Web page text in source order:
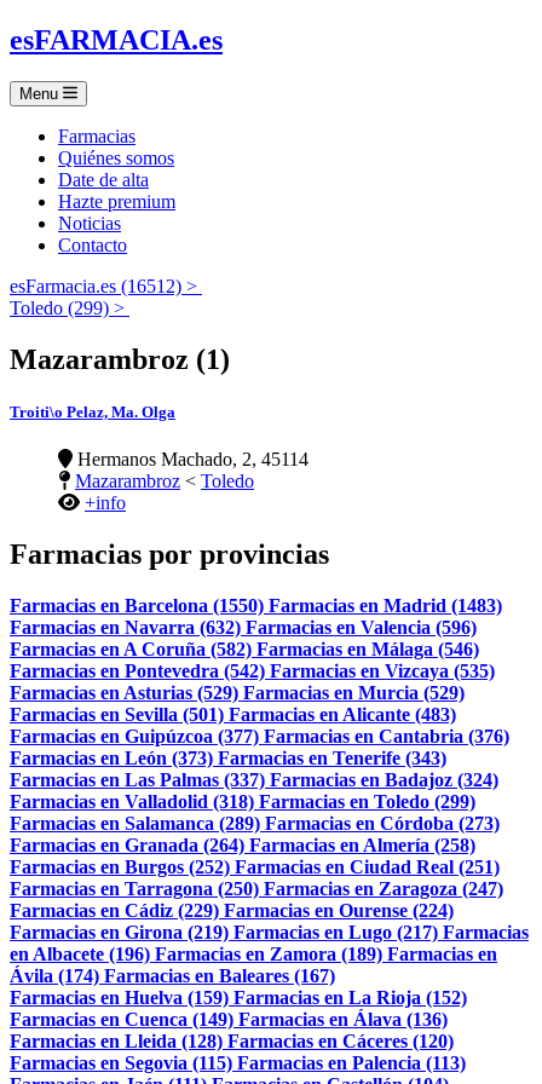
esFARMACIA.es
Menu
Farmacias
Quiénes somos
Date de alta
Hazte premium
Noticias
Contacto
esFarmacia.es (16512) >
Toledo (299) >
Mazarambroz (1)
Troiti\o Pelaz, Ma. Olga
Hermanos Machado, 2, 45114
Mazarambroz < Toledo
+info
Farmacias por provincias
Farmacias en Barcelona (1550) Farmacias en Madrid (1483)
Farmacias en Navarra (632) Farmacias en Valencia (596)
Farmacias en A Coruña (582) Farmacias en Málaga (546)
Farmacias en Pontevedra (542) Farmacias en Vizcaya (535)
Farmacias en Asturias (529) Farmacias en Murcia (529)
Farmacias en Sevilla (501) Farmacias en Alicante (483)
Farmacias en Guipúzcoa (377) Farmacias en Cantabria (376)
Farmacias en León (373) Farmacias en Tenerife (343)
Farmacias en Las Palmas (337) Farmacias en Badajoz (324)
Farmacias en Valladolid (318) Farmacias en Toledo (299)
Farmacias en Salamanca (289) Farmacias en Córdoba (273)
Farmacias en Granada (264) Farmacias en Almería (258)
Farmacias en Burgos (252) Farmacias en Ciudad Real (251)
Farmacias en Tarragona (250) Farmacias en Zaragoza (247)
Farmacias en Cádiz (229) Farmacias en Ourense (224)
Farmacias en Girona (219) Farmacias en Lugo (217) Farmacias
en Albacete (196) Farmacias en Zamora (189) Farmacias en
Ávila (174) Farmacias en Baleares (167)
Farmacias en Huelva (159) Farmacias en La Rioja (152)
Farmacias en Cuenca (149) Farmacias en Álava (136)
Farmacias en Lleida (128) Farmacias en Cáceres (120)
Farmacias en Segovia (115) Farmacias en Palencia (113)